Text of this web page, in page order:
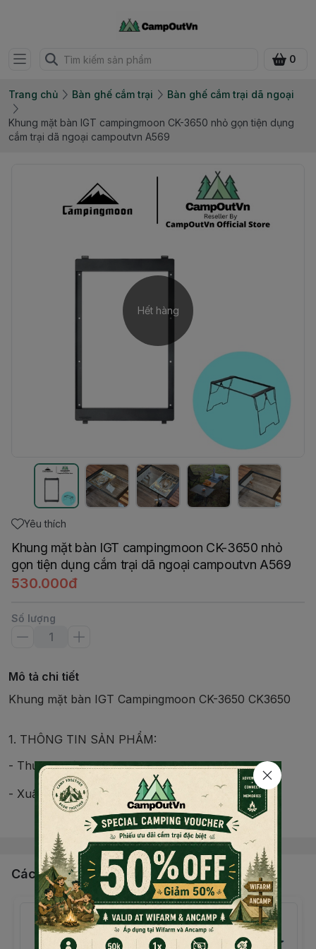
0
Trang chủ Bàn ghế cắm trại Bàn ghế cắm trại dã ngoại
Khung mặt bàn IGT campingmoon CK-3650 nhỏ gọn tiện dụng
cắm trại dã ngoại campoutvn A569
Hết hàng
Yêu thích
Khung mặt bàn IGT campingmoon CK-3650 nhỏ
gọn tiện dụng cắm trại dã ngoại campoutvn A569
530.000đ
Số lượng
Mô tả chi tiết
Khung mặt bàn IGT Campingmoon CK-3650 CK3650
1. THÔNG TIN SẢN PHẨM:
- Thương hiệu: Campingmoon
- Xuất xứ: Trung Quốc
- Chất liệu: Thép (sơn tĩnh điện màu đen)
- Kích thước: Chu vi bên ngoài/khoảng 620 x 370 x 15
(chiều cao) mm, Chu vi bên trong/khoảng 506 x 364 x
15 (chiều cao) mm
- Trọng lượng: 1,55kg
- Chịu tài: 30kg
Đọc thêm nội dung
Các sản phẩm, dịch vụ khác